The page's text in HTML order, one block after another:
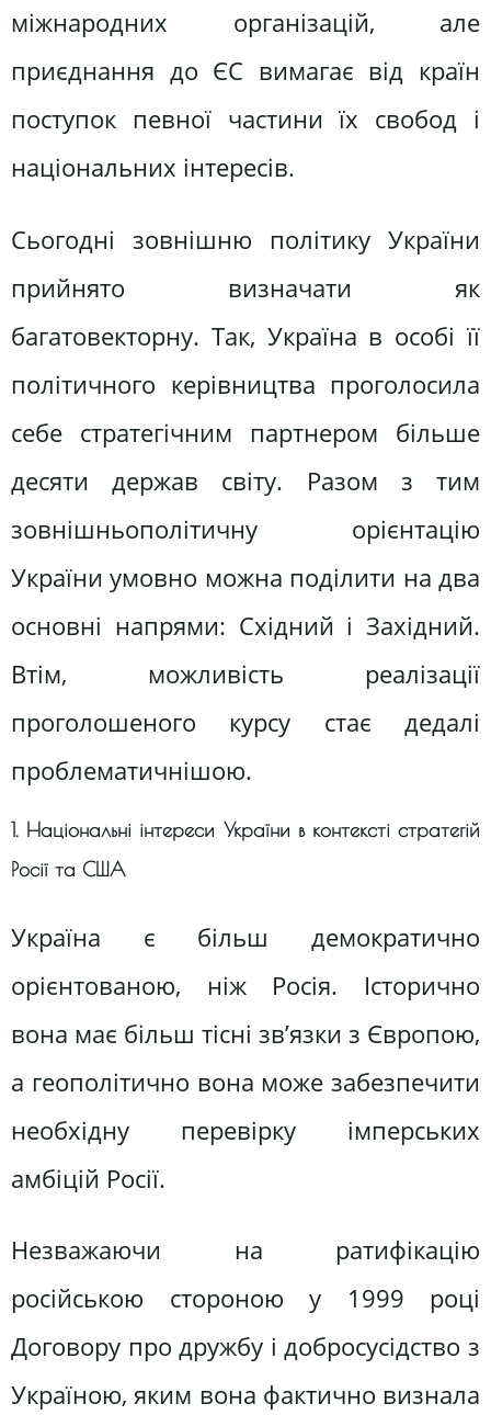
міжнародних організацій, але
приєднання до ЄС вимагає від країн
поступок певної частини їх свобод і
національних інтересів.
Сьогодні зовнішню політику України
прийнято визначати як
багатовекторну. Так, Україна в особі її
політичного керівництва проголосила
себе стратегічним партнером більше
десяти держав світу. Разом з тим
зовнішньополітичну орієнтацію
України умовно можна поділити на два
основні напрями: Східний і Західний.
Втім, можливість реалізації
проголошеного курсу стає дедалі
проблематичнішою.
1. Національні інтереси України в контексті стратегій
Росії та США
Україна є більш демократично
орієнтованою, ніж Росія. Історично
вона має більш тісні зв’язки з Європою,
а геополітично вона може забезпечити
необхідну перевірку імперських
амбіцій Росії.
Незважаючи на ратифікацію
російською стороною у 1999 році
Договору про дружбу і добросусідство з
Україною, яким вона фактично визнала